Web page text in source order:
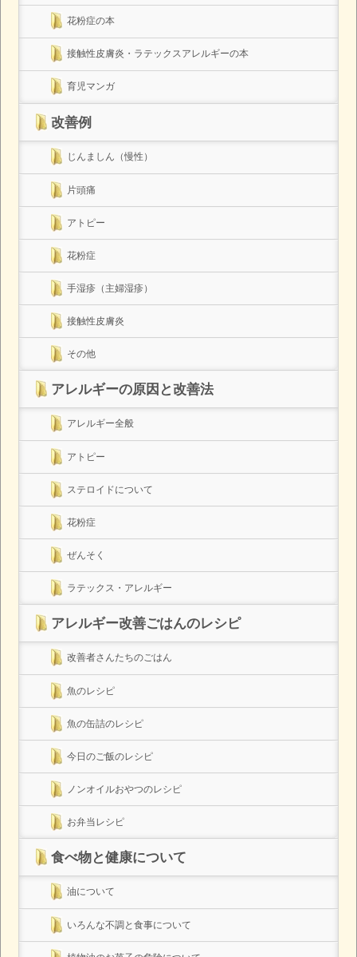
花粉症の本
接触性皮膚炎・ラテックスアレルギーの本
育児マンガ
改善例
じんましん（慢性）
片頭痛
アトピー
花粉症
手湿疹（主婦湿疹）
接触性皮膚炎
その他
アレルギーの原因と改善法
アレルギー全般
アトピー
ステロイドについて
花粉症
ぜんそく
ラテックス・アレルギー
アレルギー改善ごはんのレシピ
改善者さんたちのごはん
魚のレシピ
魚の缶詰のレシピ
今日のご飯のレシピ
ノンオイルおやつのレシピ
お弁当レシピ
食べ物と健康について
油について
いろんな不調と食事について